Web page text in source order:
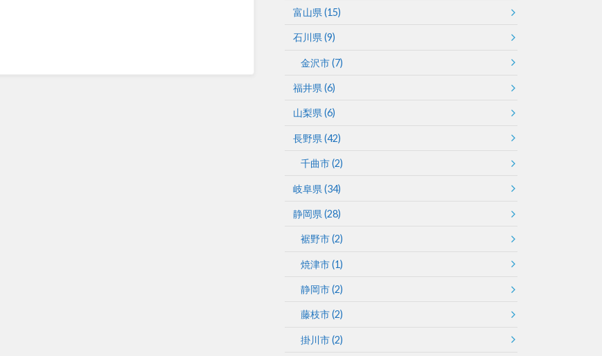
富山県 (15)
石川県 (9)
金沢市(7)
福井県 (6)
山梨県(6)
長野県 (42)
千曲市(2)
岐阜県 (34)
静岡県 (28)
裾野市(2)
焼津市(1)
静岡市(2)
藤枝市(2)
掛川市(2)